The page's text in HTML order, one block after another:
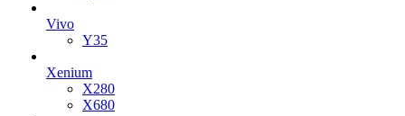
Vivo
Y35
Xenium
X280
X680